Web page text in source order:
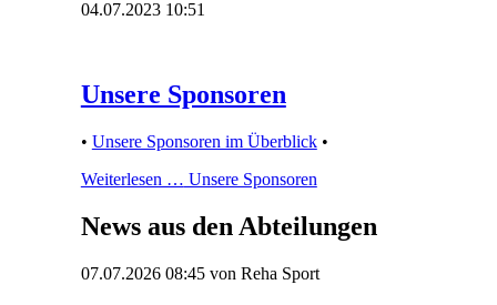
04.07.2023 10:51
Unsere Sponsoren
• Unsere Sponsoren im Überblick•
Weiterlesen … Unsere Sponsoren
News aus den Abteilungen
07.07.2026 08:45von Reha Sport